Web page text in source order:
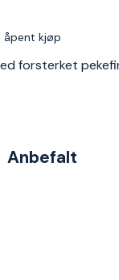
åpent kjøp
forsterket
Anbefalt